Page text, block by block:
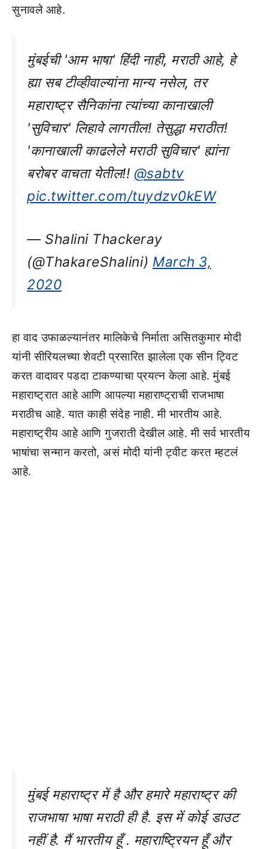
सुनावले आहे.
मुंबईची 'आम भाषा' हिंदी नाही, मराठी आहे, हे
ह्या सब टीव्हीवाल्यांना मान्य नसेल, तर
महाराष्ट्र सैनिकांना त्यांच्या कानाखाली
'सुविचार' लिहावे लागतील! तेसुद्धा मराठीत!
'कानाखाली काढलेले मराठी सुविचार' ह्यांना
बरोबर वाचता येतील!! @sabtv
pic.twitter.com/tuydzv0kEW
— Shalini Thackeray
(@ThakareShalini) March 3,
2020
हा वाद उफाळल्यानंतर मालिकेचे निर्माता असितकुमार मोदी
यांनी सीरियलच्या शेवटी प्रसारित झालेला एक सीन ट्विट
करत वादावर पडदा टाकण्याचा प्रयत्न केला आहे. मुंबई
महाराष्ट्रात आहे आणि आपल्या महाराष्ट्राची राजभाषा
मराठीच आहे. यात काही संदेह नाही. मी भारतीय आहे.
महाराष्ट्रीय आहे आणि गुजराती देखील आहे. मी सर्व भारतीय
भाषांचा सन्मान करतो, असं मोदी यांनी ट्वीट करत म्हटलं
आहे.
मुंबई महाराष्ट्र में है और हमारे महाराष्ट्र की
राजभाषा भाषा मराठी ही है. इस में कोई डाउट
नहीं है. मैं भारतीय हूँ . महाराष्ट्रियन हूँ और